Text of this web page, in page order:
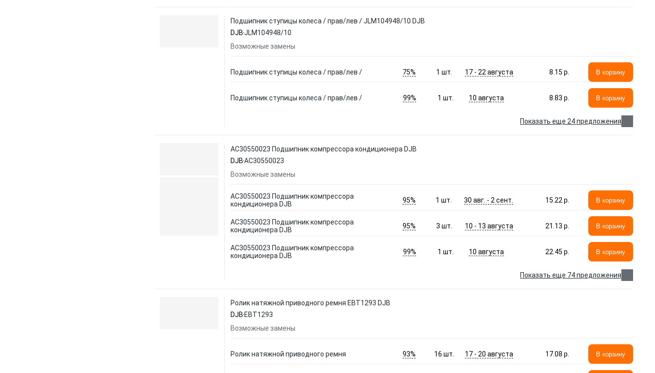
Подшипник ступицы колеса / прав/лев / JLM104948/10 DJB
DJBJLM104948/10
Возможные замены
Подшипник ступицы колеса / прав/лев / 75% 1 шт. 17 - 22 августа 8.15 p. В корзину
Подшипник ступицы колеса / прав/лев / 99% 1шт. 10 августа 8.83 p. В корзину
Показать еще 24 предложения
AC30550023 Подшипник компрессора кондиционера DJB
DJBAC30550023
Возможные замены
AC30550023 Подшипник компрессора
кондиционера DJB
95% 1 шт. 30 авг. - 2 сент. 15.22 p. В корзину
AC30550023 Подшипник компрессора
кондиционера DJB
95% 3 шт. 10 - 13 августа 21.13 p. В корзину
AC30550023 Подшипник компрессора
кондиционера DJB
99% 1шт. 10 августа 22.45 p. В корзину
Показать еще 74 предложения
Ролик натяжной приводного ремня EBT1293 DJB
DJB EBT1293
Возможные замены
Ролик натяжной приводного ремня 93% 16 шт. 17 - 20 августа 17.08 p. В корзину